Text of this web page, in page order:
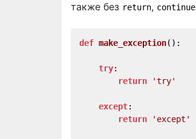
также без return, continue
def make_exception():
try:
return
'try'
except:
return
'except'